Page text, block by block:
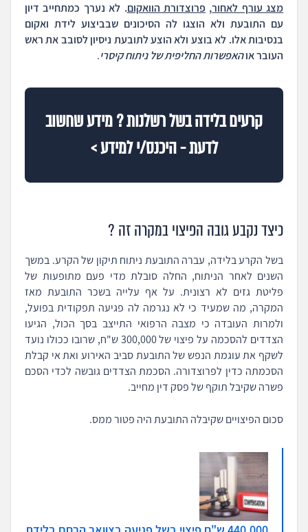
מצג עורף לאחור, פרוצדורת הוואקום. לא נערך כמתחייב דיון
עם התובעת ולא הוצגו לה הסיכונים שבביצוע לידת ואקום
בנסיבות אלו. לא בוצע ולא הוצע לתובעת ניסיון לסובב את ראש
העובר אוהאפשרות החליפית של ניתוח קיסרי.
קרעים בלידה בשל רשלנות ? מידע שחשוב
לדעת - היכנס/י למידע >
כיצד נקבע גובה הפיצוי במקרה זה ?
בשל הקרע בלידה, עברה התובעת ניתוח תיקון של הקרע. במשך
השנים לאחר הניתוח, החלה סובלת מדי פעם מתופעות של
פליטת גזים לא רצונית. על אף עלייה בשכר התובעת מאז
המקרה, מה שמעיד כי לא נגרמה לה פגיעה תפקודית בפועל,
ולמרות העובדה כי מצבה הרפואי התייצב בסך הכול, הגיעו
הצדדים להסכמה על פיצוי של 300,000 ש"ח, שרובו ככולו נועד
לשקף את עוגמת הנפש של התובעת סביב האירוע ואת אי קבלת
הסכמתה כדין לפרוצדורה. הסכמת הצדדים גובשה לכדי הסכם
פשרה שקיבל תוקף של פסק דין מחייב.
סכום הפיצויים שקיבלה התובעת היה פטור ממס.